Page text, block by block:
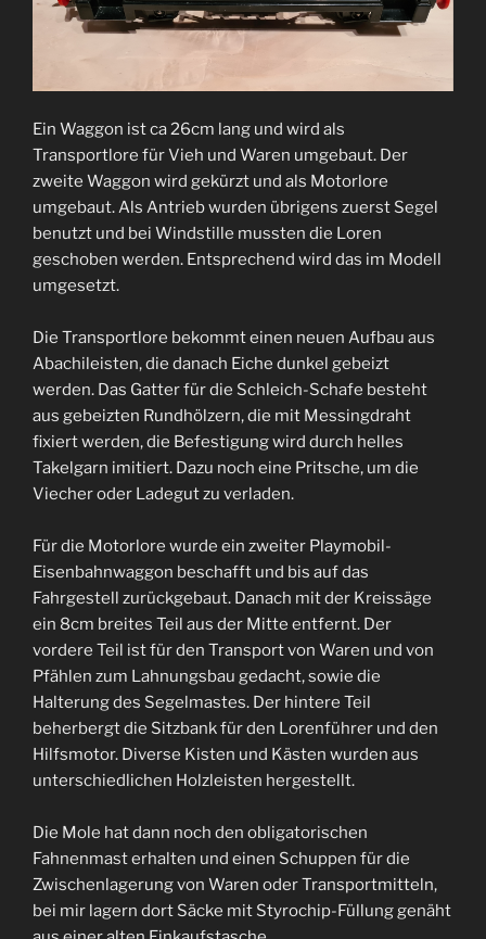
Ein Waggon ist ca 26cm lang und wird als
Transportlore für Vieh und Waren umgebaut. Der
zweite Waggon wird gekürzt und als Motorlore
umgebaut. Als Antrieb wurden übrigens zuerst Segel
benutzt und bei Windstille mussten die Loren
geschoben werden. Entsprechend wird das im Modell
umgesetzt.
Die Transportlore bekommt einen neuen Aufbau aus
Abachileisten, die danach Eiche dunkel gebeizt
werden. Das Gatter für die Schleich-Schafe besteht
aus gebeizten Rundhölzern, die mit Messingdraht
fixiert werden, die Befestigung wird durch helles
Takelgarn imitiert. Dazu noch eine Pritsche, um die
Viecher oder Ladegut zu verladen.
Für die Motorlore wurde ein zweiter Playmobil-
Eisenbahnwaggon beschafft und bis auf das
Fahrgestell zurückgebaut. Danach mit der Kreissäge
ein 8cm breites Teil aus der Mitte entfernt. Der
vordere Teil ist für den Transport von Waren und von
Pfählen zum Lahnungsbau gedacht, sowie die
Halterung des Segelmastes. Der hintere Teil
beherbergt die Sitzbank für den Lorenführer und den
Hilfsmotor. Diverse Kisten und Kästen wurden aus
unterschiedlichen Holzleisten hergestellt.
Die Mole hat dann noch den obligatorischen
Fahnenmast erhalten und einen Schuppen für die
Zwischenlagerung von Waren oder Transportmitteln,
bei mir lagern dort Säcke mit Styrochip-Füllung genäht